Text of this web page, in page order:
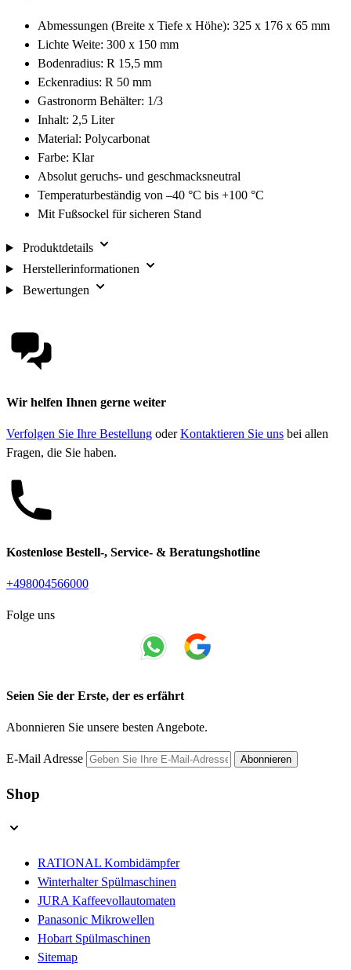
Abmessungen (Breite x Tiefe x Höhe): 325 x 176 x 65 mm
Lichte Weite: 300 x 150 mm
Bodenradius: R 15,5 mm
Eckenradius: R 50 mm
Gastronorm Behälter: 1/3
Inhalt: 2,5 Liter
Material: Polycarbonat
Farbe: Klar
Absolut geruchs- und geschmacksneutral
Temperaturbeständig von –40 °C bis +100 °C
Mit Fußsockel für sicheren Stand
Produktdetails
Herstellerinformationen
Bewertungen
Wir helfen Ihnen gerne weiter
Verfolgen Sie Ihre Bestellung oderKontaktieren Sie uns bei allen
Fragen, die Sie haben.
Kostenlose Bestell-, Service- & Beratungshotline
+498004566000
Folge uns
Seien Sie der Erste, der es erfährt
Abonnieren Sie unsere besten Angebote.
E-Mail Adresse Abonnieren
Shop
RATIONAL Kombidämpfer
Winterhalter Spülmaschinen
JURA Kaffeevollautomaten
Panasonic Mikrowellen
Hobart Spülmaschinen
Sitemap